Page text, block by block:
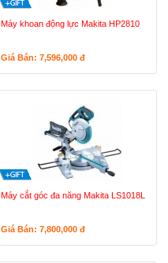
Máy khoan động lực Makita HP2810
Giá Bán: 7,596,000 đ
Máy cắt góc đa năng Makita LS1018L
Giá Bán: 7,800,000 đ